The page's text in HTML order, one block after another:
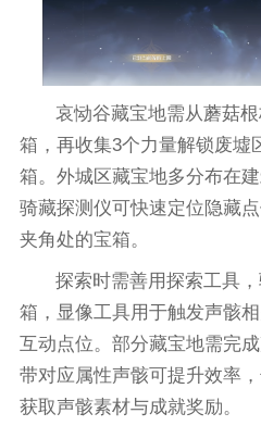
哀恸谷藏宝地需从蘑菇
箱，再收集3个力量解锁废墟
箱。外城区藏宝地多分布在
骑藏探测仪可快速定位隐藏
夹角处的宝箱。
探索时需善用探索工具
箱，显像工具用于触发声骸
互动点位。部分藏宝地需完
带对应属性声骸可提升效率
获取声骸素材与成就奖励。